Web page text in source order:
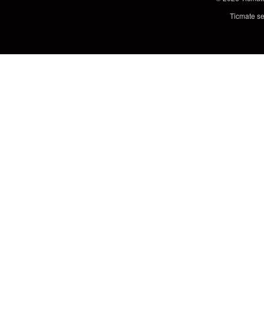
Ticmate